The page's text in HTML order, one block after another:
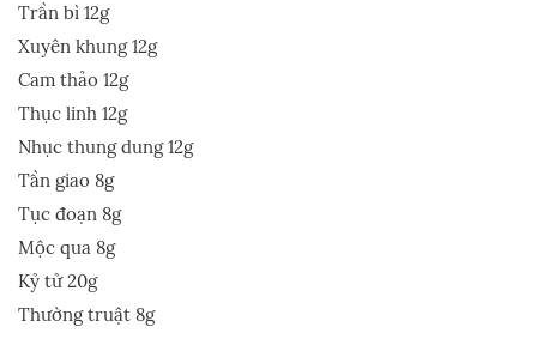
Trần bì 12g
Xuyên khung 12g
Cam thảo 12g
Thục linh 12g
Nhục thung dung 12g
Tần giao 8g
Tục đoạn 8g
Mộc qua 8g
Kỷ tử 20g
Thường truật 8g